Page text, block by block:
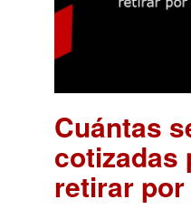
Cuántas
cotizadas
retirar